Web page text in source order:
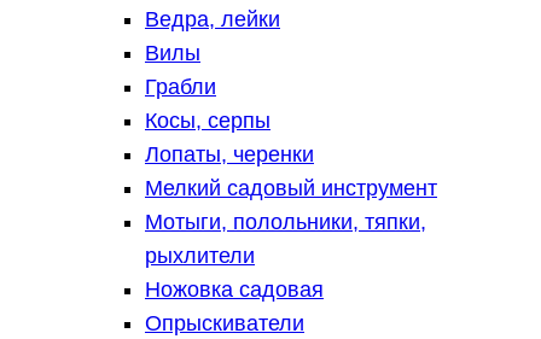
Ведра, лейки
Вилы
Грабли
Косы, серпы
Лопаты, черенки
Мелкий садовый инструмент
Мотыги, полольники, тяпки,
рыхлители
Ножовка садовая
Опрыскиватели